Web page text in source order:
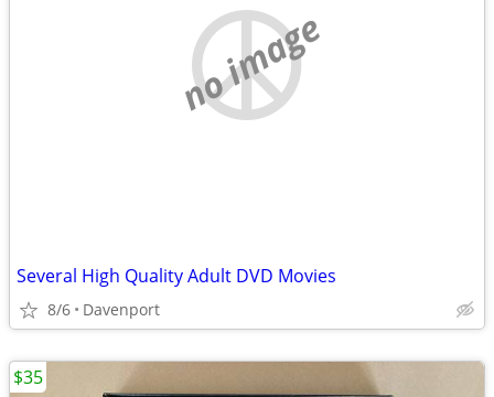
no image
Several High Quality Adult DVD Movies
8/6 Davenport
$35